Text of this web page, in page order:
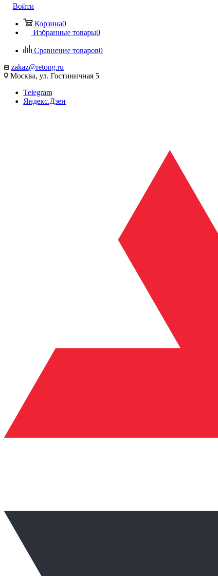
Войти
Корзина0
Избранные товары0
Сравнение товаров0
zakaz@retong.ru
Москва, ул. Гостиничная 5
Telegram
Яндекс.Дзен